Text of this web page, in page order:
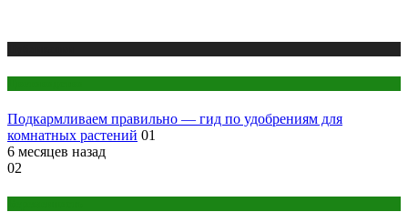
Подкармливаем правильно — гид по удобрениям для
комнатных растений 01
6 месяцев назад
02